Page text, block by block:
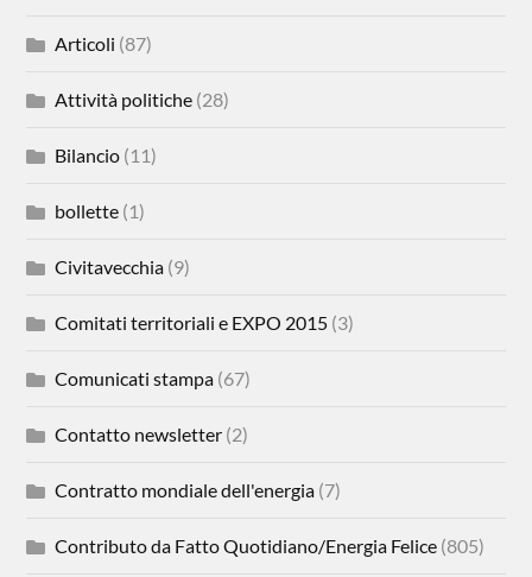
Articoli (87)
Attività politiche (28)
Bilancio (11)
bollette (1)
Civitavecchia (9)
Comitati territoriali e EXPO 2015 (3)
Comunicati stampa (67)
Contatto newsletter (2)
Contratto mondiale dell'energia (7)
Contributo da Fatto Quotidiano/Energia Felice (805)